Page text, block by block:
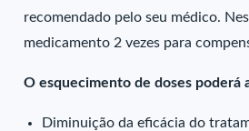
recomendado pelo seu médico.
medicamento 2 vezes para
O esquecimento de doses poderá
Diminuição da eficácia do